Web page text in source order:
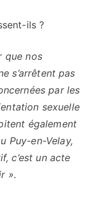
ils ?
que nos
s’arrêtent pas
par les
sexuelle
également
Puy-en-Velay,
c’est un acte
».